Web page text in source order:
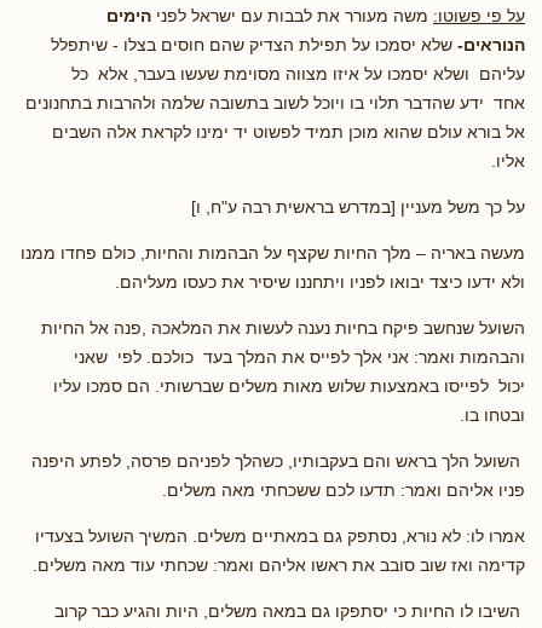
על פי פשוטו: משה מעורר את לבבות עם ישראל לפני הימים
הנוראים- שלא יסמכו על תפילת הצדיק שהם חוסים בצלו - שיתפלל
עליהם ושלא יסמכו על איזו מצווה מסוימת שעשו בעבר, אלא כל
אחד ידע שהדבר תלוי בו ויוכל לשוב בתשובה שלמה ולהרבות בתחנונים
אל בורא עולם שהוא מוכן תמיד לפשוט יד ימינו לקראת אלה השבים
אליו.
על כך משל מעניין [במדרש בראשית רבה ע"ח, ו]
מעשה באריה – מלך החיות שקצף על הבהמות והחיות, כולם פחדו ממנו
ולא ידעו כיצד יבואו לפניו ויתחננו שיסיר את כעסו מעליהם.
השועל שנחשב פיקח בחיות נענה לעשות את המלאכה ,פנה אל החיות
והבהמות ואמר: אני אלך לפייס את המלך בעד כולכם. לפי שאני
יכול לפייסו באמצעות שלוש מאות משלים שברשותי. הם סמכו עליו
ובטחו בו.
השועל הלך בראש והם בעקבותיו, כשהלך לפניהם פרסה, לפתע היפנה
פניו אליהם ואמר: תדעו לכם ששכחתי מאה משלים.
אמרו לו: לא נורא, נסתפק גם במאתיים משלים. המשיך השועל בצעדיו
קדימה ואז שוב סובב את ראשו אליהם ואמר: שכחתי עוד מאה משלים.
השיבו לו החיות כי יסתפקו גם במאה משלים, היות והגיע כבר קרוב